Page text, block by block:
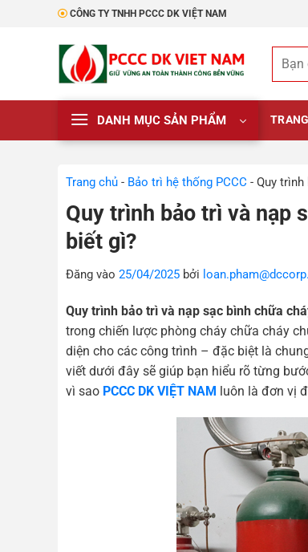
CÔNG TY TNHH PCCC DK VIỆT NAM
kiếm:
DANH MỤC SẢN PHẨM
Trang chủ - Bảo trì hệ thống PCCC - Quy
Quy trình bảo trì và nạp
biết gì?
Đăng vào 25/04/2025 bởi
Quy trình bảo trì và nạp sạc bình chữa
trong chiến lược phòng cháy chữa cháy
diện cho các công trình – đặc biệt là
viết dưới đây sẽ giúp bạn hiểu rõ từng
vì sao PCCC DK VIỆT NAM luôn là đơn vị